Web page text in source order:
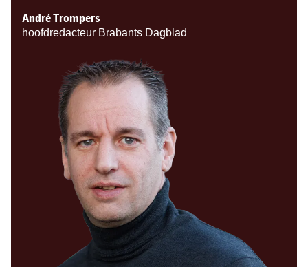
André Trompers
hoofdredacteur Brabants Dagblad